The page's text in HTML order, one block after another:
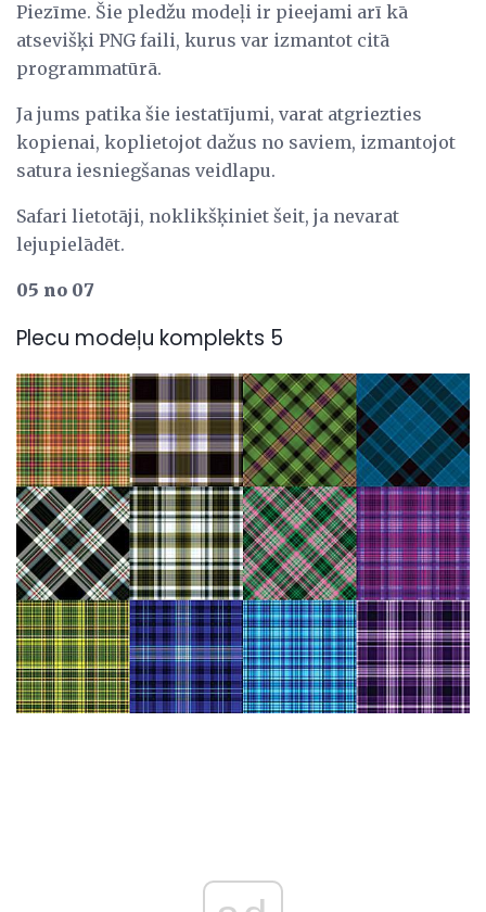
Piezīme. Šie pledžu modeļi ir pieejami arī kā
atsevišķi PNG faili, kurus var izmantot citā
programmatūrā.
Ja jums patika šie iestatījumi, varat atgriezties
kopienai, koplietojot dažus no saviem, izmantojot
satura iesniegšanas veidlapu.
Safari lietotāji, noklikšķiniet šeit, ja nevarat
lejupielādēt.
05 no 07
Plecu modeļu komplekts 5